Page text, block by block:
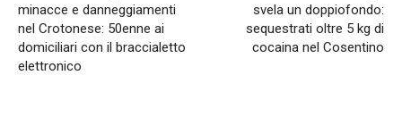
minacce e danneggiamenti
nel Crotonese: 50enne ai
domiciliari con il braccialetto
elettronico
svela un doppiofondo:
sequestrati oltre 5 kg di
cocaina nel Cosentino